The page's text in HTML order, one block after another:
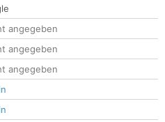
angegeben
angegeben
angegeben